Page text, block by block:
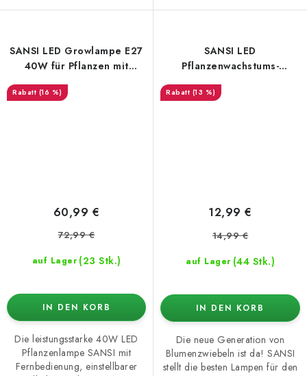
SANSI LED Growlampe E27
40W für Pflanzen mit
Fernbedienung
(16 %)
auf Lager (23 Stk.)
60,99 €
72,99 €
IN DEN KORB
Die leistungsstarke 40W LED
Pflanzenlampe SANSI mit
Fernbedienung, einstellbarer
SANSI LED
Pflanzenwachstums-
Glühbirne 10W
(13 %)
auf Lager (44 Stk.)
12,99 €
14,99 €
IN DEN KORB
Die neue Generation von
Blumenzwiebeln ist da! SANSI
stellt die besten Lampen für den